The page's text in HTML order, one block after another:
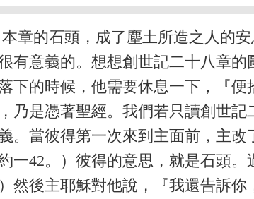
章的石頭，成了塵土所造之人的
有意義的。想想創世記二十八章
下的時候，他需要休息一下，『
乃是憑著聖經。我們若只讀創世
。當彼得第一次來到主面前，主
一42。）彼得的意思，就是石頭
然後主耶穌對他說，『我還告訴你